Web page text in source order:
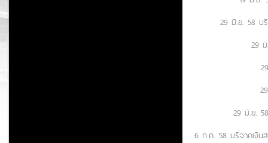
29 มิ.ย. 58 บ
29
29 มิ.ย.
6 ก.ค. 58 บริจาคเงิน